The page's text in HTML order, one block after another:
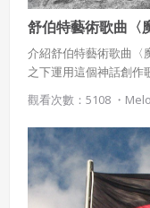
舒伯特藝術歌曲〈
介紹舒伯特藝術歌曲〈
之下運用這個神話創作
觀看次數：5108 ・